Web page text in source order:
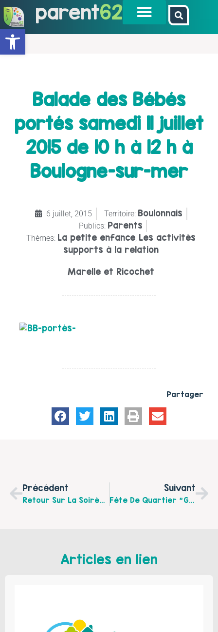
Ouvrir la barre d’outils
parent62
Balade des Bébés
portés samedi 11 juillet
2015 de 10 h à 12 h à
Boulogne-sur-mer
6 juillet, 2015 Territoire: Boulonnais
Publics: Parents
Thèmes: La petite enfance Les activités
supports à la relation
Marelle et Ricochet
Partager
Précédent
Retour Sur La Soirée Familiale Du Vendredi 26 Juin 2015 Au Parc Mont Soleil
Suivant
Fête De Quartier "Grillades À Beaurepaire" Dimanche 26 Juillet 2015 De 11h À 18h À La Ferme Beaurepaire À Boulogne Sur Mer
Articles en lien